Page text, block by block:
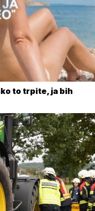
to trpite, ja bih